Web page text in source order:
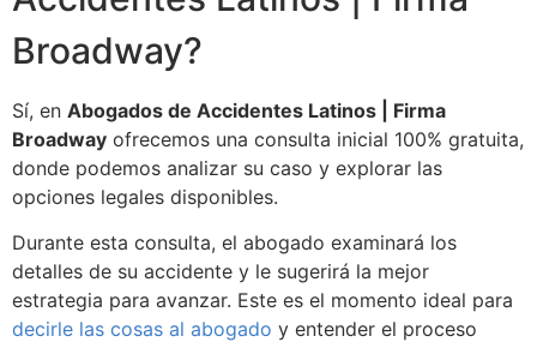
Broadway?
Sí, en Abogados de Accidentes Latinos | Firma
Broadway ofrecemos una consulta inicial 100% gratuita,
donde podemos analizar su caso y explorar las
opciones legales disponibles.
Durante esta consulta, el abogado examinará los
detalles de su accidente y le sugerirá la mejor
estrategia para avanzar. Este es el momento ideal para
decirle las cosas al abogado y entender el proceso